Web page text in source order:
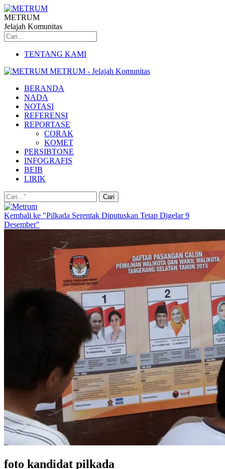
METRUM
Jelajah Komunitas
TENTANG KAMI
METRUM - Jelajah Komunitas
BERANDA
NADA
NOTASI
REFERENSI
REPORTASE
CORAK
KOMET
PERSIBTONE
INFOGRAFIS
BEIB
LIRIK
Kembali ke "Pilkada Serentak Diputuskan Tetap Digelar 9
Desember"
foto kandidat pilkada